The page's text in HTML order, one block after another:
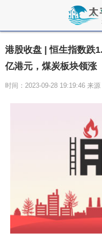
港股收盘 | 恒生指数跌
亿港元，煤炭板块领涨
时间：2023-09-28 19:19:46 来